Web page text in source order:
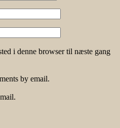
i denne browser til næste gang
by email.